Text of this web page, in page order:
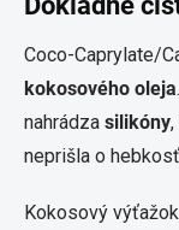
Coco-Caprylate/
kokosového oleja
nahrádza silikóny
neprišla o
Kokosový